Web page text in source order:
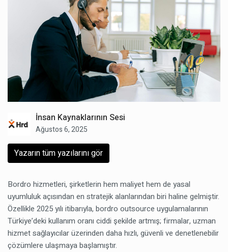
İnsan Kaynaklarının Sesi
Ağustos 6, 2025
Yazarın tüm yazılarını gör
Bordro hizmetleri, şirketlerin hem maliyet hem de yasal
uyumluluk açısından en stratejik alanlarından biri haline gelmiştir.
Özellikle 2025 yılı itibarıyla, bordro outsource uygulamalarının
Türkiye’deki kullanım oranı ciddi şekilde artmış; firmalar, uzman
hizmet sağlayıcılar üzerinden daha hızlı, güvenli ve denetlenebilir
çözümlere ulaşmaya başlamıştır.